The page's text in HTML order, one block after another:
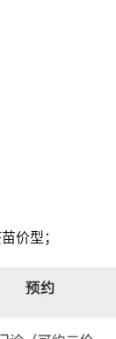
价型；